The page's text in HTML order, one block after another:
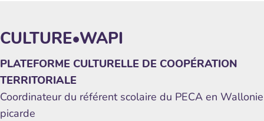
CULTURE•WAPI
PLATEFORME CULTURELLE DE COOPÉRATION
TERRITORIALE
Coordinateur du référent scolaire du PECA en Wallonie
picarde